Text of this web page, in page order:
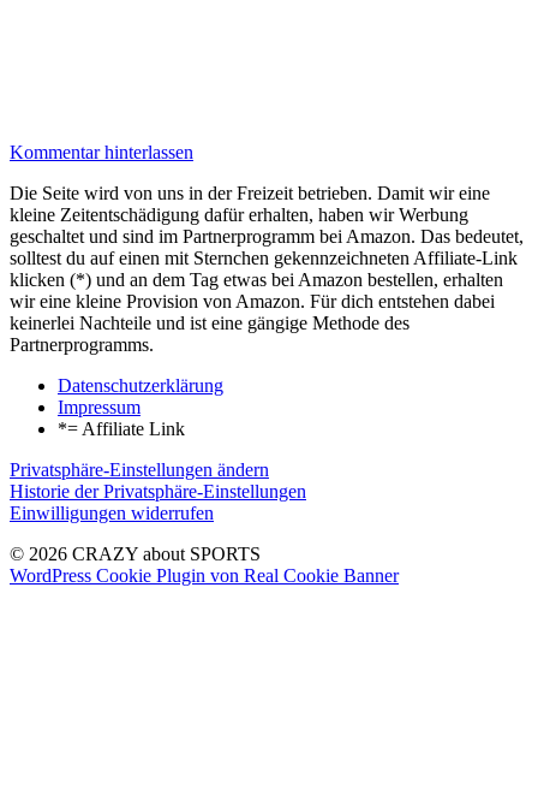
Kommentar hinterlassen
Die Seite wird von uns in der Freizeit betrieben. Damit wir eine
kleine Zeitentschädigung dafür erhalten, haben wir Werbung
geschaltet und sind im Partnerprogramm bei Amazon. Das bedeutet,
solltest du auf einen mit Sternchen gekennzeichneten Affiliate-Link
klicken (*) und an dem Tag etwas bei Amazon bestellen, erhalten
wir eine kleine Provision von Amazon. Für dich entstehen dabei
keinerlei Nachteile und ist eine gängige Methode des
Partnerprogramms.
Datenschutzerklärung
Impressum
*= Affiliate Link
Privatsphäre-Einstellungen ändern
Historie der Privatsphäre-Einstellungen
Einwilligungen widerrufen
© 2026 CRAZY about SPORTS
WordPress Cookie Plugin von Real Cookie Banner